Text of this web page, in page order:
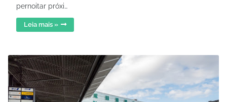
pernoitar próxi…
Leia mais »